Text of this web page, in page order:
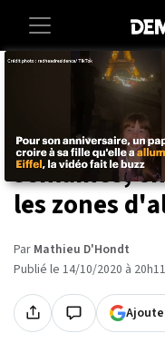
Societe Sante
Covid-19 :
annonce un
semaines,
les zones
Par Mathieu D'Hondt
Publié le 14/10/2020 à 20h11